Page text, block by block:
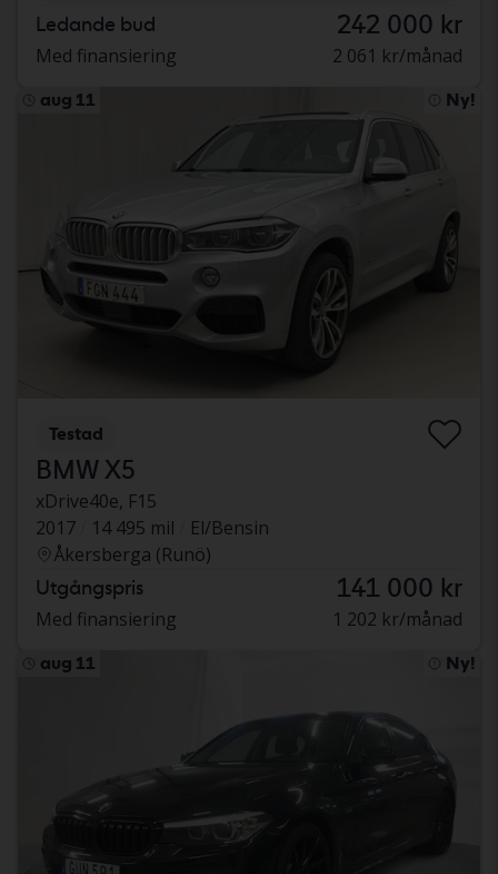
Ledande bud 242 000 kr
Med finansiering 2 061 kr/månad
aug 11 Ny!
Testad
BMW X5
xDrive40e, F15
2017
14 495 mil
El/Bensin
Åkersberga (Runö)
Utgångspris 141 000 kr
Med finansiering 1 202 kr/månad
aug 11 Ny!